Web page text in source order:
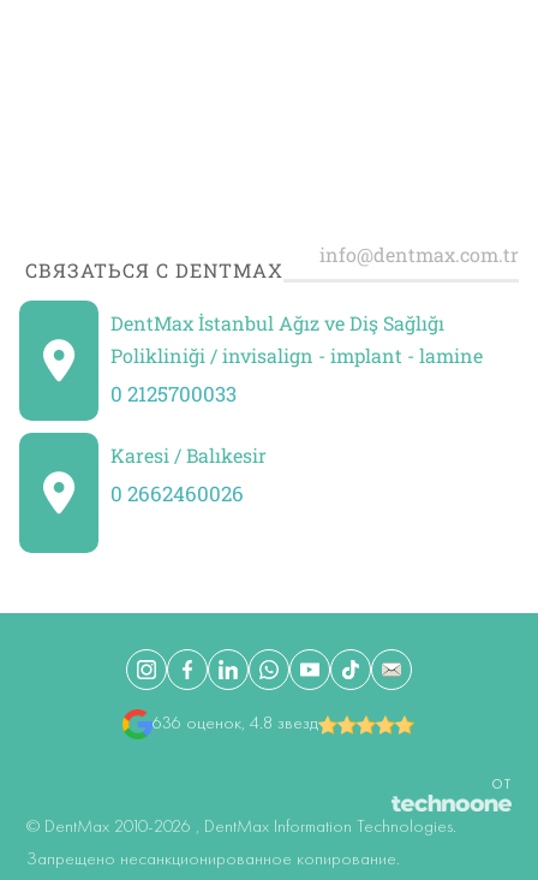
СВЯЗАТЬСЯ С DENTMAX
DentMax İstanbul Ağız ve Diş Sağlığı
Polikliniği / invisalign - implant - lamine
0 2125700033
Karesi / Balıkesir
0 2662460026
636 оценок, 4.8 звезд
©️ DentMax 2010-2026 , DentMax Information Technologies.
Запрещено несанкционированное копирование.
ОТ